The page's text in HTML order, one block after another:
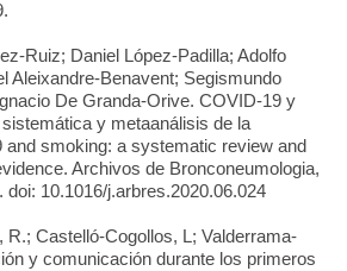
Ruiz; Daniel López-Padilla; Adolfo
Aleixandre-Benavent; Segismundo
De Granda-Orive. COVID-19 y
y metaanálisis de la
smoking: a systematic review and
Archivos de Bronconeumologia,
doi: 10.1016/j.arbres.2020.06.024
R.; Castelló-Cogollos, L; Valderrama-
y comunicación durante los primeros